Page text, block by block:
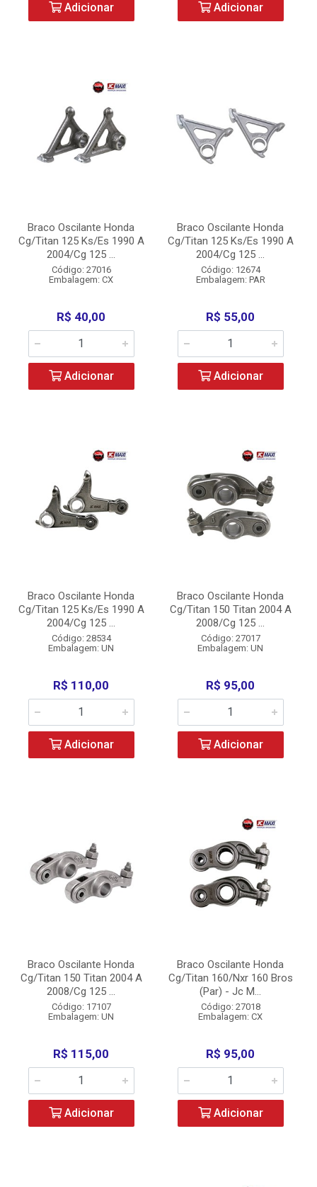
Adicionar Adicionar
Braco Oscilante Honda
Cg/Titan 125 Ks/Es 1990 A
2004/Cg 125 ...
Código: 27016
Embalagem: CX
R$ 40,00
Adicionar
Braco Oscilante Honda
Cg/Titan 125 Ks/Es 1990 A
2004/Cg 125 ...
Código: 12674
Embalagem: PAR
R$ 55,00
Adicionar
Braco Oscilante Honda
Cg/Titan 125 Ks/Es 1990 A
2004/Cg 125 ...
Código: 28534
Embalagem: UN
R$ 110,00
Adicionar
Braco Oscilante Honda
Cg/Titan 150 Titan 2004 A
2008/Cg 125 ...
Código: 27017
Embalagem: UN
R$ 95,00
Adicionar
Braco Oscilante Honda
Cg/Titan 150 Titan 2004 A
2008/Cg 125 ...
Código: 17107
Embalagem: UN
R$ 115,00
Adicionar
Braco Oscilante Honda
Cg/Titan 160/Nxr 160 Bros
(Par) - Jc M...
Código: 27018
Embalagem: CX
R$ 95,00
Adicionar